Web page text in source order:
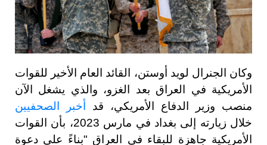
وكان الجنرال لويد أوستن، القائد العام الأخير للقوات
الأمريكية في العراق بعد الغزو، والذي يشغل الآن
منصب وزير الدفاع الأمريكي، قد
أخبر الصحفيين
خلال زيارته إلى بغداد في مارس 2023، بأن القوات
الأمريكية جاهزة للبقاء في العراق "بناءً على دعوة